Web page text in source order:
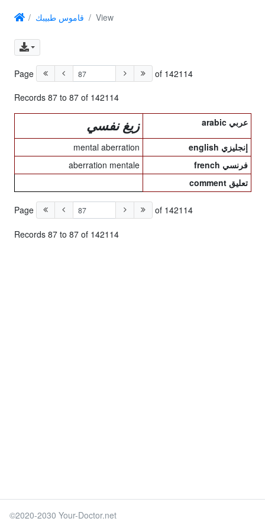
قاموس طبيبك View
Page of 142114
Records 87 to 87 of 142114
arabic عربي زيغ نفسي
english إنجليزي
mental aberration
french فرنسي
aberration mentale
comment تعليق
Page of 142114
Records 87 to 87 of 142114
©2020-2030 Your-Doctor.net